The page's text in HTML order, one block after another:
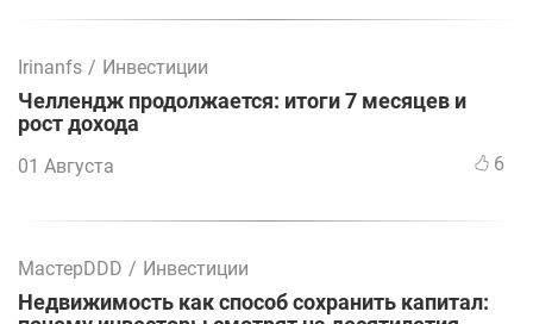
Irinanfs / Инвестиции
Челлендж продолжается: итоги 7 месяцев и
рост дохода
01 Августа 6
МастерDDD / Инвестиции
Недвижимость как способ сохранить капитал: